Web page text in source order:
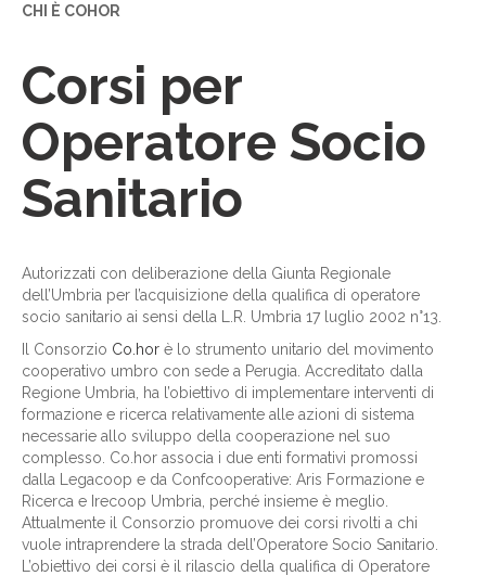
CHI È COHOR
Corsi per
Operatore Socio
Sanitario
Autorizzati con deliberazione della Giunta Regionale
dell’Umbria per l’acquisizione della qualifica di operatore
socio sanitario ai sensi della L.R. Umbria 17 luglio 2002 n°13.
Il Consorzio Co.hor è lo strumento unitario del movimento
cooperativo umbro con sede a Perugia. Accreditato dalla
Regione Umbria, ha l’obiettivo di implementare interventi di
formazione e ricerca relativamente alle azioni di sistema
necessarie allo sviluppo della cooperazione nel suo
complesso. Co.hor associa i due enti formativi promossi
dalla Legacoop e da Confcooperative: Aris Formazione e
Ricerca e Irecoop Umbria, perché insieme è meglio.
Attualmente il Consorzio promuove dei corsi rivolti a chi
vuole intraprendere la strada dell’Operatore Socio Sanitario.
L’obiettivo dei corsi è il rilascio della qualifica di Operatore